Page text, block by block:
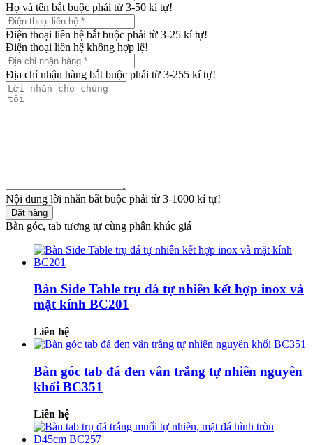
Họ và tên bắt buộc phải từ 3-50 kí tự!
Điện thoại liên hệ bắt buộc phải từ 3-25 kí tự!
Điện thoại liên hệ không hợp lệ!
Địa chỉ nhận hàng bắt buộc phải từ 3-255 kí tự!
Nội dung lời nhắn bắt buộc phải từ 3-1000 kí tự!
Đặt hàng
Bàn góc, tab tương tự cùng phân khúc giá
Bàn Side Table trụ đá tự nhiên kết hợp inox và
mặt kính BC201
Liên hệ
Bàn góc tab đá đen vân trắng tự nhiên nguyên
khối BC351
Liên hệ